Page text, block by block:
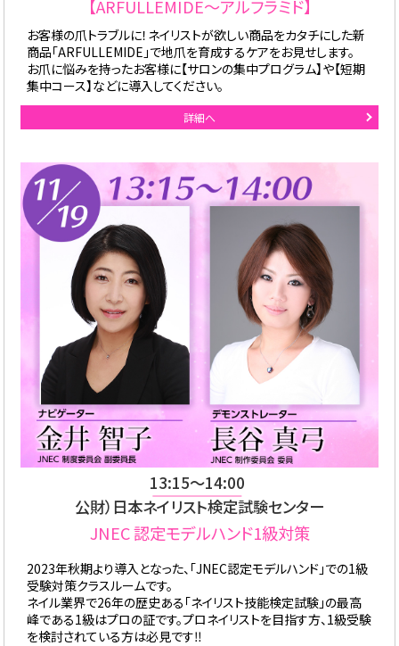
【ARFULLEMIDE～アルフラミド】
お客様の爪トラブルに！ネイリストが欲しい商品をカタチにした新
商品「ARFULLEMIDE」で地爪を育成するケアをお見せします。
お爪に悩みを持ったお客様に【サロンの集中プログラム】や【短期
集中コース】などに導入してください。
詳細へ
13:15〜14:00
公財）日本ネイリスト検定試験センター
JNEC 認定モデルハンド1級対策
2023年秋期より導入となった、「JNEC認定モデルハンド」での1級
受験対策クラスルームです。
ネイル業界で26年の歴史ある「ネイリスト技能検定試験」の最高
峰である1級はプロの証です。プロネイリストを目指す方、1級受験
を検討されている方は必見です‼